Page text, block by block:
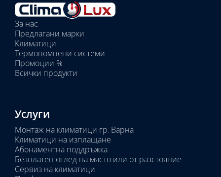
Избрани
вътрешни
тела:
Избрано
тяло:
За нас
Предлагани марки
Климатици
Термопомпени системи
Промоции %
Всички продукти
Услуги
Монтаж на климатици гр. Варна
Климатици на изплащане
Абонаментна поддръжка
Безплатен оглед на място или от разстояние
Сервиз на климатици